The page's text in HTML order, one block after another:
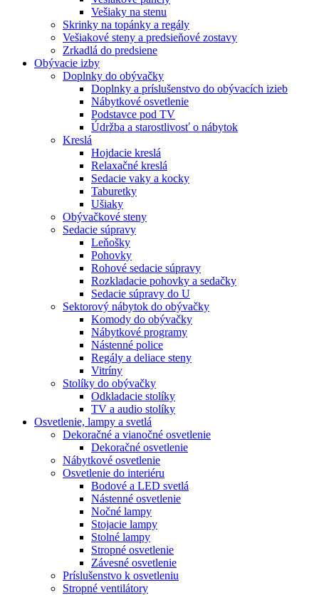
Vešiaky na stenu
Skrinky na topánky a regály
Vešiakové steny a predsieňové zostavy
Zrkadlá do predsiene
Obývacie izby
Doplnky do obývačky
Doplnky a príslušenstvo do obývacích izieb
Nábytkové osvetlenie
Podstavce pod TV
Údržba a starostlivosť o nábytok
Kreslá
Hojdacie kreslá
Relaxačné kreslá
Sedacie vaky a kocky
Taburetky
Ušiaky
Obývačkové steny
Sedacie súpravy
Leňošky
Pohovky
Rohové sedacie súpravy
Rozkladacie pohovky a sedačky
Sedacie súpravy do U
Sektorový nábytok do obývačky
Komody do obývačky
Nábytkové programy
Nástenné police
Regály a deliace steny
Vitríny
Stolíky do obývačky
Odkladacie stolíky
TV a audio stolíky
Osvetlenie, lampy a svetlá
Dekoračné a vianočné osvetlenie
Dekoračné osvetlenie
Nábytkové osvetlenie
Osvetlenie do interiéru
Bodové a LED svetlá
Nástenné osvetlenie
Nočné lampy
Stojacie lampy
Stolné lampy
Stropné osvetlenie
Závesné osvetlenie
Príslušenstvo k osvetleniu
Stropné ventilátory